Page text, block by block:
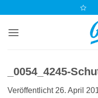
springen
_0054_4245-
Veröffentlicht 26. April